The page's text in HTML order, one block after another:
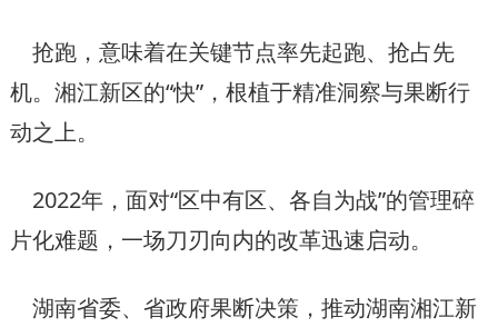
抢跑，意味着在关键节点率先起跑、抢占先
机。湘江新区的“快”，根植于精准洞察与果断行
动之上。
2022年，面对“区中有区、各自为战”的管理碎
片化难题，一场刀刃向内的改革迅速启动。
湖南省委、省政府果断决策，推动湖南湘江新